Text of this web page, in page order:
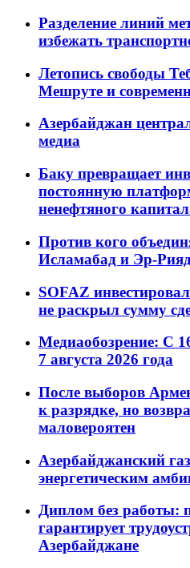
Разделение линий
избежать
Летопись свободы
Мешруте и
Азербайджан
медиа
Баку превращает
постоянную
ненефтяного
Против кого
Исламабад и Эр-
SOFAZ
не раскрыл сумму
Медиаобозрение: С
7 августа 2026 года
После выборов
к разрядке, но
маловероятен
Азербайджанский
энергетическим
Диплом без работы:
гарантирует
Азербайджане